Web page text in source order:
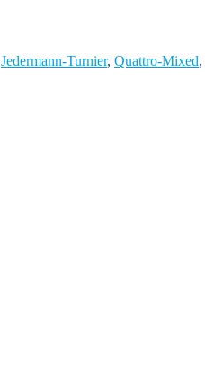
Jedermann-Turnier, Quattro-Mixed,